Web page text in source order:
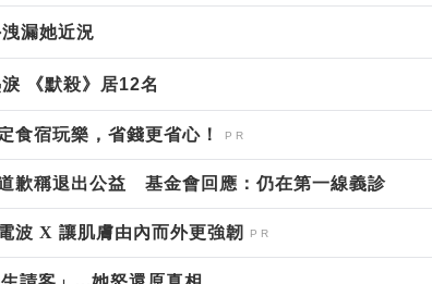
漏她近況
《默殺》居12名
食宿玩樂，省錢更省心！
歉稱退出公益 基金會回應：仍在第一線義診
波 X 讓肌膚由內而外更強韌